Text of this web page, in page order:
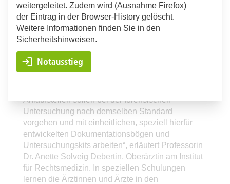
weitergeleitet. Zudem wird (Ausnahme Firefox)
der Eintrag in der Browser-History gelöscht.
Weitere Informationen finden Sie in den
Sicherheitshinweisen.
Notausstieg
Als erste hat sich die MHH-Klinik für
Frauenheilkunde und Geburtshilfe entschlossen
mitzumachen. „Das Thema ‚Häusliche Gewalt’
gehört in die Öffentlichkeit. Den betroffenen
Frauen muss geholfen werden. Der Weg in eine
Frauenklinik ist häufig leichter als der Gang zur
Anlaufstellen sollen bei der forensischen
Untersuchung nach demselben Standard
vorgehen und mit einheitlichen, speziell hierfür
entwickelten Dokumentationsbögen und
Untersuchungskits arbeiten“, erläutert Professorin
Dr. Anette Solveig Debertin, Oberärztin am Institut
für Rechtsmedizin. In speziellen Schulungen
lernen die Ärztinnen und Ärzte in den